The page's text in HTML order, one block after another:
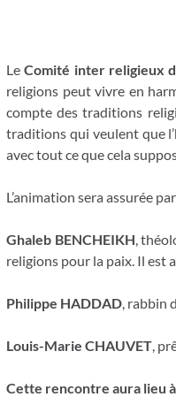
LeComité inter religieux
religions peut vivre en
compte des traditions
traditions qui veulent que
avec tout ce que cela
L’animation sera assurée
Ghaleb BENCHEIKH ,
religions pour la paix. Il est
Philippe HADDAD , rabbin
Louis-Marie CHAUVET ,
Cette rencontre aura lieu